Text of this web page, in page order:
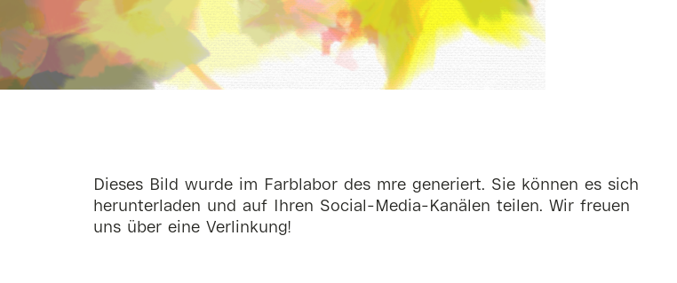
Dieses Bild wurde im Farblabor des mre generiert. Sie können es sich
herunterladen und auf Ihren Social-Media-Kanälen teilen. Wir freuen
uns über eine Verlinkung!